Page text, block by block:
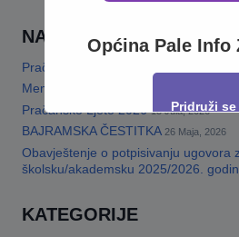
NAJNOVIJE
Pračansko ljeto 2026 · Program za
Memorijalni turnir„Šefko Mutapčić“
Pračansko Ljeto 2026 13 Jula, 2026
BAJRAMSKA ČESTITKA 26 Maja, 2026
Obavještenje o potpisivanju ugovora
školsku/akademsku 2025/2026.
KATEGORIJE
Općina Pale Info
Pridruži se
This will close in 17